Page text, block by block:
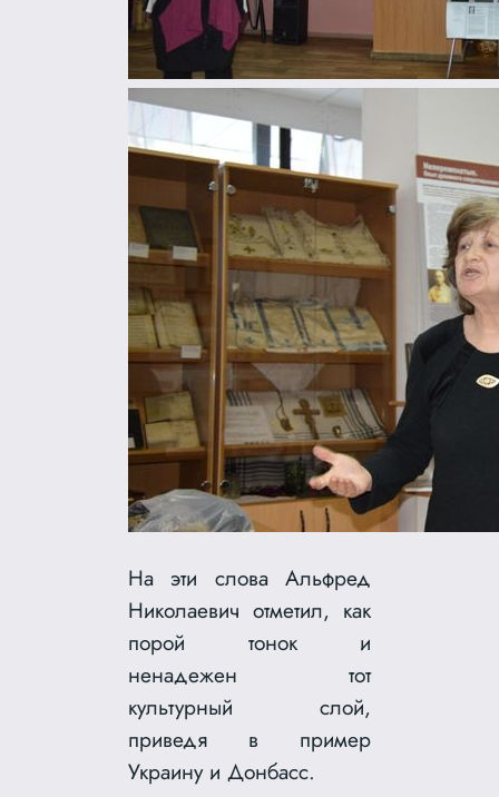
На эти слова Альфред
Николаевич отметил, как
порой тонок и
ненадежен тот
культурный слой,
приведя в пример
Украину и Донбасс.